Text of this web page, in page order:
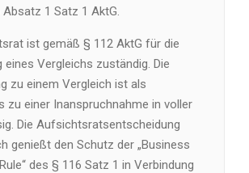
1 Satz 1 AktG.
ist gemäß § 112 AktG für die
eines Vergleichs zuständig. Die
zu einem Vergleich ist als
zu einer Inanspruchnahme in voller
Die Aufsichtsratsentscheidung
genießt den Schutz der „Business
des § 116 Satz 1 in Verbindung